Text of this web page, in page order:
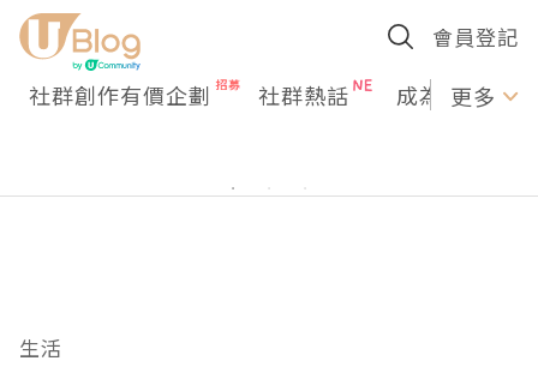
會員登記
社群創作有價企劃 社群熱話 成為U更多
生活